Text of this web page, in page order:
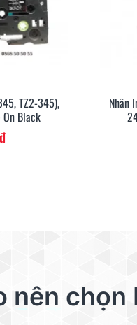
Nhanh
TZ2-345),
Black
Nhãn
nên chọn